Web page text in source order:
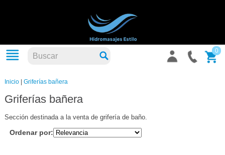
0
Inicio| Griferías bañera
Griferías bañera
Sección destinada a la venta de grifería de baño.
Ordenar por: